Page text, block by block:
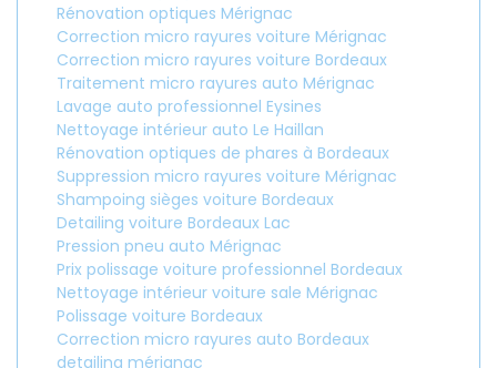
Rénovation optiques Mérignac
Correction micro rayures voiture Mérignac
Correction micro rayures voiture Bordeaux
Traitement micro rayures auto Mérignac
Lavage auto professionnel Eysines
Nettoyage intérieur auto Le Haillan
Rénovation optiques de phares à Bordeaux
Suppression micro rayures voiture Mérignac
Shampoing sièges voiture Bordeaux
Detailing voiture Bordeaux Lac
Pression pneu auto Mérignac
Prix polissage voiture professionnel Bordeaux
Nettoyage intérieur voiture sale Mérignac
Polissage voiture Bordeaux
Correction micro rayures auto Bordeaux
detailing mérignac